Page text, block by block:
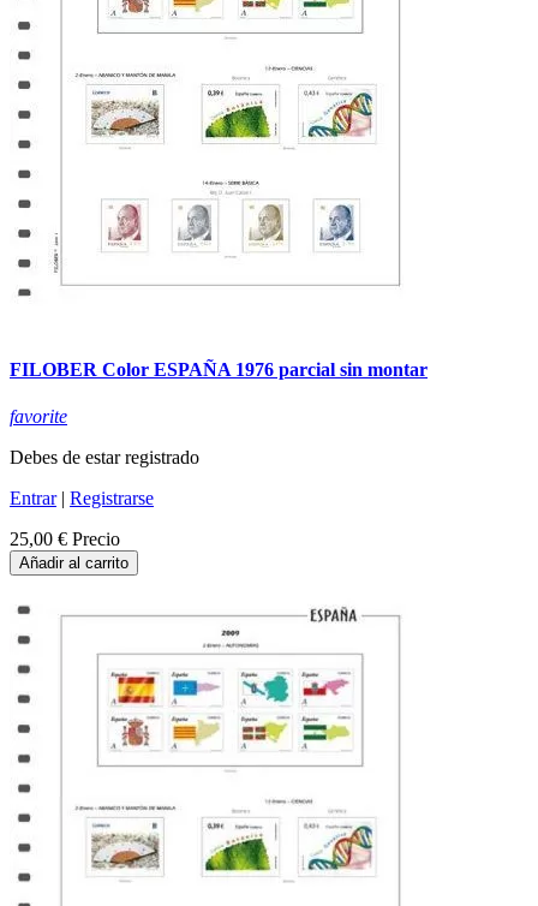
FILOBER Color ESPAÑA 1976 parcial sin montar
favorite
Debes de estar registrado
Entrar| Registrarse
25,00 € Precio
Añadir al carrito